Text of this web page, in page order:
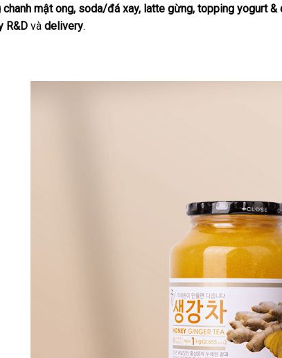
chanh mật ong, soda/đá xay, latte gừng, topping yogurt
R&D và delivery.